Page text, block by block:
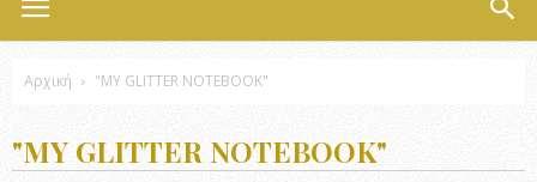
Αρχική "MY GLITTER NOTEBOOK"
"MY GLITTER NOTEBOOK"